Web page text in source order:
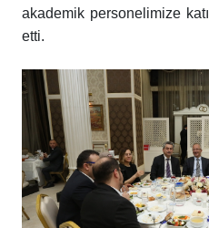
akademik personelimize
etti.